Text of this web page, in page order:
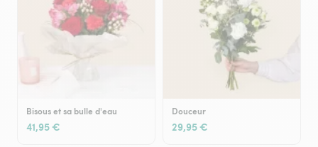
Bisous et sa bulle d'eau
41,95 €
Douceur
29,95 €